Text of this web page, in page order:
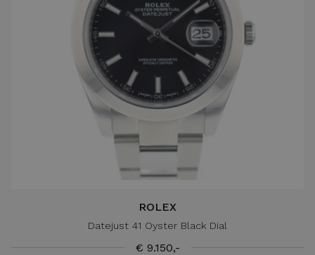
ROLEX
Datejust 41 Oyster Black Dial
€ 9.150,-